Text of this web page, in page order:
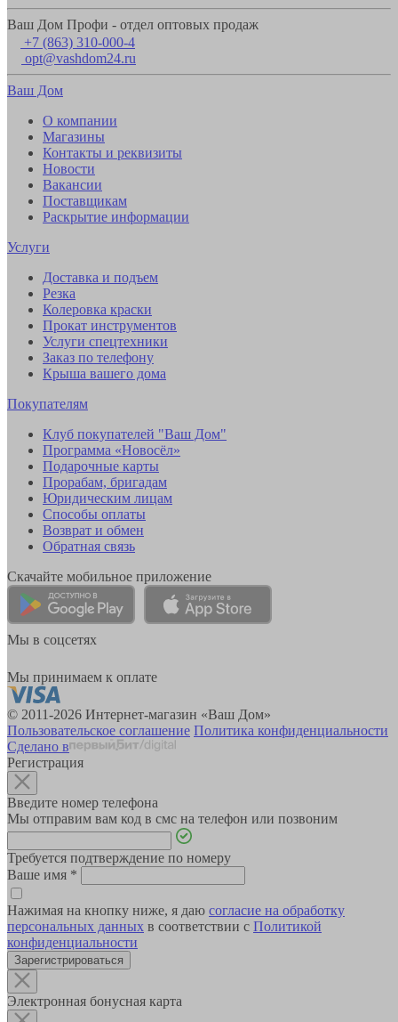
Ваш Дом Профи - отдел оптовых продаж
+7 (863) 310-000-4
opt@vashdom24.ru
Ваш Дом
О компании
Магазины
Контакты и реквизиты
Новости
Вакансии
Поставщикам
Раскрытие информации
Услуги
Доставка и подъем
Резка
Колеровка краски
Прокат инструментов
Услуги спецтехники
Заказ по телефону
Крыша вашего дома
Покупателям
Клуб покупателей "Ваш Дом"
Программа «Новосёл»
Подарочные карты
Прорабам, бригадам
Юридическим лицам
Способы оплаты
Возврат и обмен
Обратная связь
Скачайте мобильное приложение
Мы в соцсетях
Мы принимаем к оплате
© 2011-2026 Интернет-магазин «Ваш Дом»
Пользовательское соглашение Политика конфиденциальности
Сделано в
Регистрация
Введите номер телефона
Мы отправим вам код в смс на телефон или позвоним
Требуется подтверждение по номеру
Ваше имя *
Нажимая на кнопку ниже, я даю согласие на обработку
персональных данных в соответствии с Политикой
конфиденциальности
Зарегистрироваться
Электронная бонусная карта